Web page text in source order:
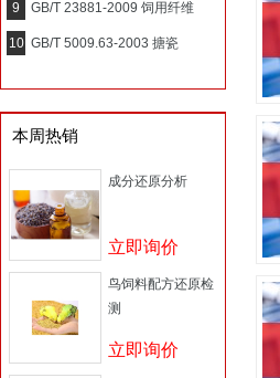
9 GB/T 23881-2009 饲用纤维
10 GB/T 5009.63-2003 搪瓷
本周热销
成分还原分析
立即询价
鸟饲料配方还原检
测
立即询价